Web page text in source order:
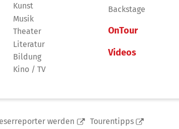
Kunst
Musik
Theater
Literatur
Bildung
Kino / TV
Backstage
OnTour
Videos
werden Tourentipps